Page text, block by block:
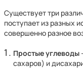
Существует три
поступает из разных
совершенно разное
Простые углеводы
сахаров) и